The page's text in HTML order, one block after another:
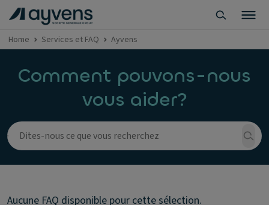
Home Services et FAQ Ayvens
Comment pouvons-nous
vous aider?
Aucune FAQ disponible pour cette sélection.